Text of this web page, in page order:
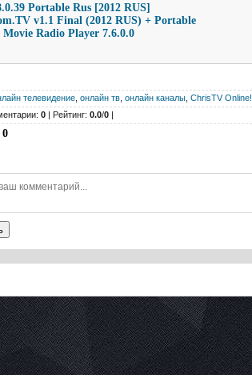
Portable Rus [2012 RUS]
v1.1 Final (2012 RUS) + Portable
Movie Radio Player 7.6.0.0
телевидение онлайн тв онлайн каналы ChrisTV Online!
0 | Рейтинг: 0.0/0 |
0